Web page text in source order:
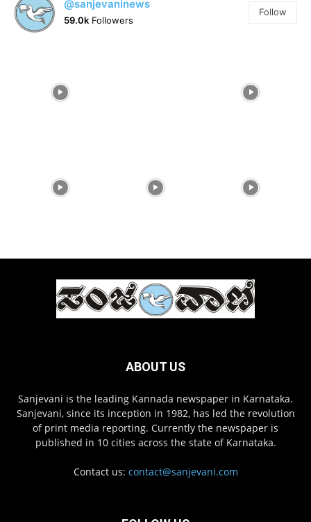
@sanjevaninews
59.0k Followers
Follow
ABOUT US
Sanjevani is the leading Kannada newspaper in Karnataka.
Sanjevani, since its inception in 1982, has led the revolution
of print media reporting. Currently the newspaper is
published in 10 cities across the state of Karnataka.
Contact us: contact@sanjevani.com